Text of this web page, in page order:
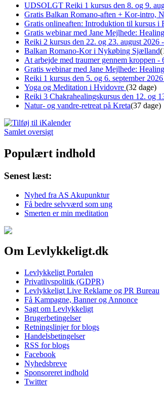
UDSOLGT Reiki 1 kursus den 8. og 9.
Gratis Balkan Romano-aften + Kor-intro,
Gratis onlineaften: Introduktion til kursus i
Gratis webinar med Jane Mejlhede:
Reiki 2 kursus den 22. og 23. august 2026
Balkan Romano-Kor i Nykøbing Sjælland
At arbejde med traumer gennem kroppen -
Gratis webinar med Jane Mejlhede:
Reiki 1 kursus den 5. og 6. september
Yoga og Meditation i Hvidovre (32 dage)
Reiki 3 Chakrahealingskursus den 12. og
Natur- og vandre-retreat på Kreta(37 dage)
Samlet oversigt
Populært indhold
Senest læst:
Nyhed fra AS Akupunktur
Få bedre selvværd som ung
Smerten er min meditation
Om Levlykkeligt.dk
Levlykkeligt Portalen
Privatlivspolitik (GDPR)
Levlykkeligt Live Reklame og PR Bureau
Få Kampagne, Banner og Annonce
Sagt om Levlykkeligt
Brugerbetingelser
Retningslinjer for blogs
Handelsbetingelser
RSS for blogs
Facebook
Nyhedsbreve
Sponsoreret indhold
Twitter